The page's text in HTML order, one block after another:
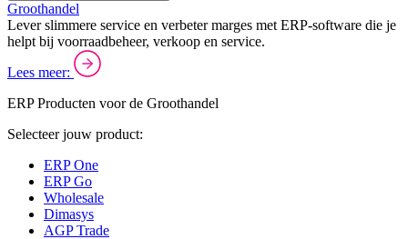
Groothandel
Lever slimmere service en verbeter marges met ERP-software die je
helpt bij voorraadbeheer, verkoop en service.
Lees meer:
ERP Producten voor de Groothandel
Selecteer jouw product:
ERP One
ERP Go
Wholesale
Dimasys
AGP Trade